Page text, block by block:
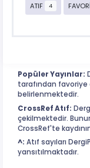
ATIF
4 FAVORİ
Popüler Yayınlar:
tarafından
belirlenmektedir.
CrossRef Atıf:
çekilmektedir.
CrossRef'te
^: Atıf sayıları
yansıtılmaktadır.